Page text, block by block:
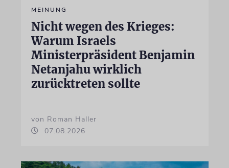
MEINUNG
Nicht wegen des Krieges:
Warum Israels
Ministerpräsident Benjamin
Netanjahu wirklich
zurücktreten sollte
von Roman Haller
07.08.2026